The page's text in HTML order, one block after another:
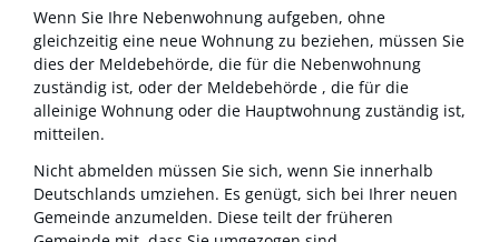
Wenn Sie Ihre Nebenwohnung aufgeben, ohne
gleichzeitig eine neue Wohnung zu beziehen, müssen Sie
dies der Meldebehörde, die für die Nebenwohnung
zuständig ist, oder der Meldebehörde , die für die
alleinige Wohnung oder die Hauptwohnung zuständig ist,
mitteilen.
Nicht abmelden müssen Sie sich, wenn Sie innerhalb
Deutschlands umziehen. Es genügt, sich bei Ihrer neuen
Gemeinde anzumelden. Diese teilt der früheren